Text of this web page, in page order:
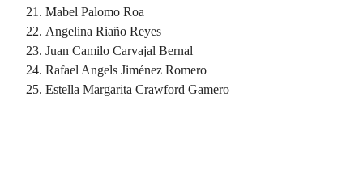
Mabel Palomo Roa
Angelina Riaño Reyes
Juan Camilo Carvajal Bernal
Rafael Angels Jiménez Romero
Estella Margarita Crawford Gamero